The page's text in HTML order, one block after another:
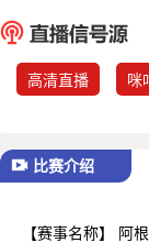
高清直播 咪
比赛介绍
【赛事名称】 阿